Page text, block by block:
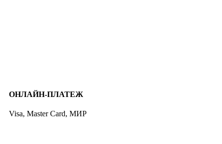
ОНЛАЙН-ПЛАТЕЖ
Visa, Master Card, МИР